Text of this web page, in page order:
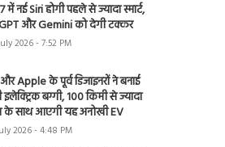
में नई Siri होगी पहले से ज्यादा स्मार्ट,
और Gemini को देगी टक्कर
2026 - 7:52 PM
Apple के पूर्व डिजाइनरों ने बनाई
इलेक्ट्रिक बग्गी, 100 किमी से ज्यादा
के साथ आएगी यह अनोखी EV
2026 - 4:48 PM